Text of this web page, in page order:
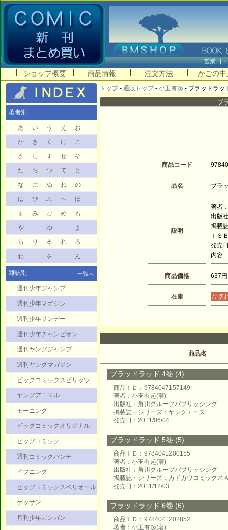
営業
ショップ概要 商品情報 注文方法 かごの中
著者別
あ い う え
お
か
き く け
こ
さ
し す せ
そ
た
ち つ て
と
な
に ぬ ね
の
は
ひ ふ へ
ほ
ま
み む め
も
や
ゆ
よ
ら
り る れ
ろ
わ
を ん
雑誌別 一覧へ
週刊少年ジャンプ
週刊少年マガジン
週刊少年サンデー
週刊少年チャンピオン
週刊ヤングジャンプ
週刊ヤングマガジン
ビッグコミックスピリッツ
ヤングアニマル
モーニング
ビッグコミックオリジナル
ビッグコミック
週刊コミックバンチ
イブニング
ビッグコミックスペリオール
ゲッサン
月刊少年ガンガン
トップ- 通販トップ- 小玉有起 - ブラッドラッ
ブ
商品コード
品名 ブラ
説明
著者
出版
掲載
ＩＳ
発売
内容:
商品価格 637円
在庫 品切
商品名
ブラッドラッド 4巻 (4)
商品ＩＤ：9784047157149
著者：小玉有起(著)
出版社：角川グループパブリッシング
掲載誌・シリーズ：ヤングエース
発売日：2011/06/04
ブラッドラッド 5巻 (5)
商品ＩＤ：9784041200155
著者：小玉有起(著)
出版社：角川グループパブリッシング
掲載誌・シリーズ：カドカワコミックス
発売日：2011/12/03
ブラッドラッド 6巻 (6)
商品ＩＤ：9784041202852
著者：小玉有起(著)